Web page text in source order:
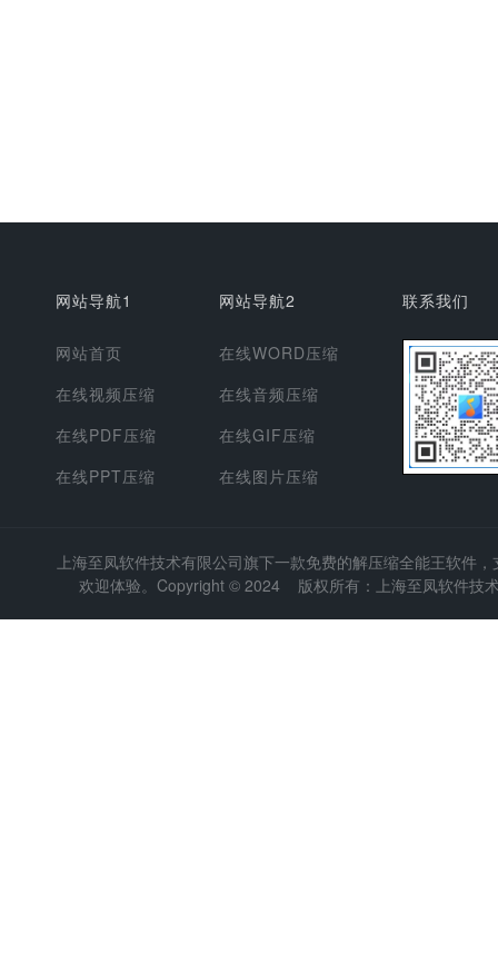
网站导航1
网站首页
在线视频压缩
在线PDF压缩
在线PPT压缩
网站导航2
在线WORD压缩
在线音频压缩
在线GIF压缩
在线图片压缩
联系我们
上海至凤软件技术有限公司旗下一款免费的解压缩全能王软件
欢迎体验。Copyright © 2024 版权所有：上海至凤软件技